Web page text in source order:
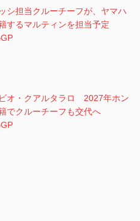
シ担当クルーチーフが、ヤマハ
するマルティンを担当予定
オ・クアルタラロ 2027年ホン
でクルーチーフも交代へ